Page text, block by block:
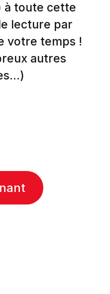
à toute cette
lecture par
votre temps !
autres